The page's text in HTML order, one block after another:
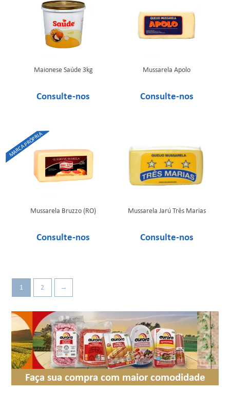
Maionese Saúde 3kg Mussarela Apolo
Mussarela Bruzzo (RO) Mussarela Jarú Três Marias
1 2 →
Faça sua compra com maior comodidade